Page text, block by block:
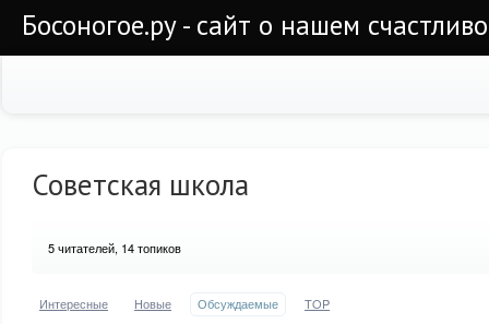
Босоногое.ру - сайт о нашем
Советская школа
5читателей, 14 топиков
Интересные Новые Обсуждаемые TOP